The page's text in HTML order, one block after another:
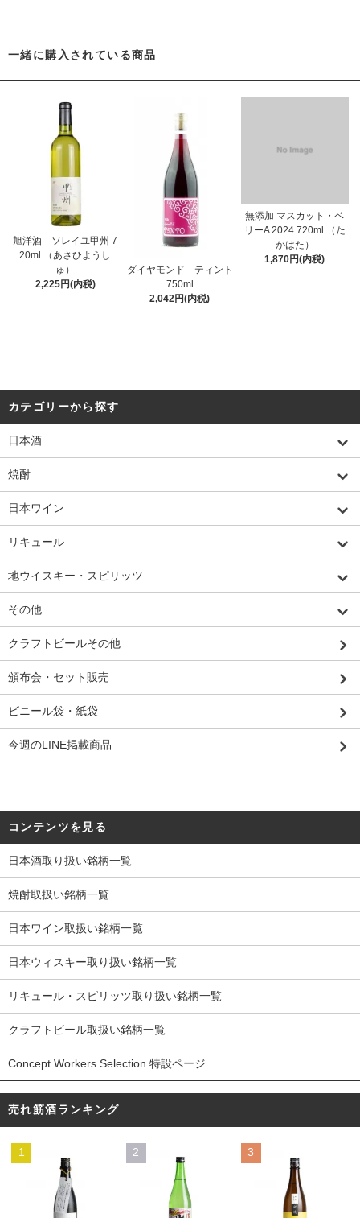
一緒に購入されている商品
旭洋酒 ソレイユ甲州 7
20ml （あさひようし
ゅ）
2,225円(内税)
ダイヤモンド ティント
750ml
2,042円(内税)
無添加 マスカット・ベ
リーA 2024 720ml （た
かはた）
1,870円(内税)
カテゴリーから探す
日本酒
焼酎
日本ワイン
リキュール
地ウイスキー・スピリッツ
その他
クラフトビールその他
頒布会・セット販売
ビニール袋・紙袋
今週のLINE掲載商品
コンテンツを見る
日本酒取り扱い銘柄一覧
焼酎取扱い銘柄一覧
日本ワイン取扱い銘柄一覧
日本ウィスキー取り扱い銘柄一覧
リキュール・スピリッツ取り扱い銘柄一覧
クラフトビール取扱い銘柄一覧
Concept Workers Selection 特設ページ
売れ筋酒ランキング
1 2 3